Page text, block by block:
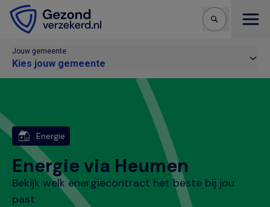
Jouw gemeente
Kies jouw gemeente
Energie
Energie via Heumen
Bekijk welk energiecontract het beste bij jou
past